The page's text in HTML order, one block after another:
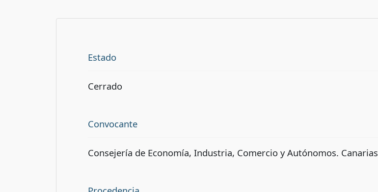
Estado
Cerrado
Convocante
Consejería de Economía, Industria, Comercio y Autónomos. Canarias